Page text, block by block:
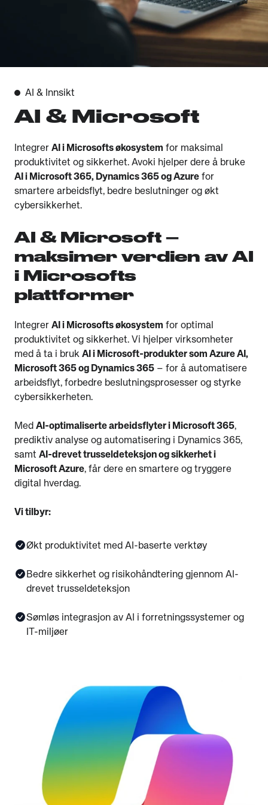
AI & Innsikt
AI & Microsoft
Integrer AI i Microsofts økosystem for maksimal
produktivitet og sikkerhet. Avoki hjelper dere å bruke
AI i Microsoft 365, Dynamics 365 og Azure for
smartere arbeidsflyt, bedre beslutninger og økt
cybersikkerhet.
AI & Microsoft –
maksimer verdien av AI
i Microsofts
plattformer
Integrer AI i Microsofts økosystem for optimal
produktivitet og sikkerhet. Vi hjelper virksomheter
med å ta i bruk AI i Microsoft-produkter som Azure AI,
Microsoft 365 og Dynamics 365 – for å automatisere
arbeidsflyt, forbedre beslutningsprosesser og styrke
cybersikkerheten.
Med AI-optimaliserte arbeidsflyter i Microsoft 365,
prediktiv analyse og automatisering i Dynamics 365,
samt AI-drevet trusseldeteksjon og sikkerhet i
Microsoft Azure, får dere en smartere og tryggere
digital hverdag.
Vi tilbyr:
Økt produktivitet med AI-baserte verktøy
Bedre sikkerhet og risikohåndtering gjennom AI-
drevet trusseldeteksjon
Sømløs integrasjon av AI i forretningssystemer og
IT-miljøer